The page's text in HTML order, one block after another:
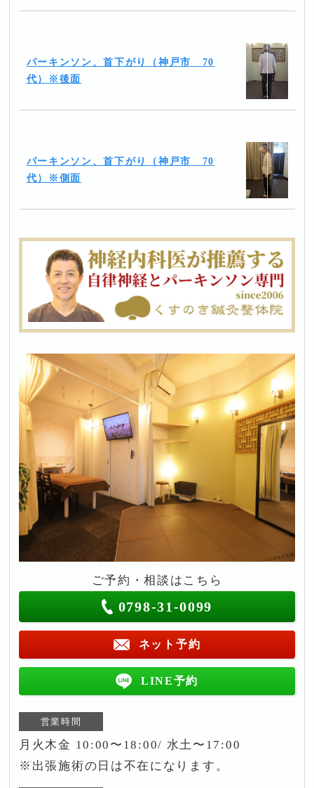
パーキンソン、首下がり（神戸市 70
代）※後面
パーキンソン、首下がり（神戸市 70
代）※側面
ご予約・相談はこちら
0798-31-0099
ネット予約
LINE予約
営業時間
月火木金 10:00〜18:00/ 水土〜17:00
※出張施術の日は不在になります。